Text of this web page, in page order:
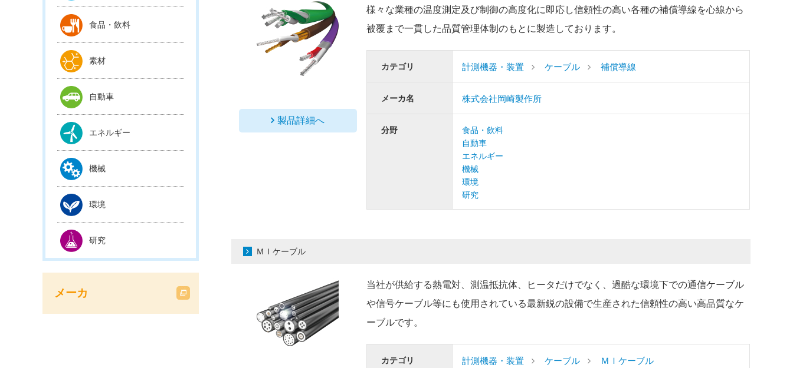
食品・飲料
素材
自動車
エネルギー
機械
環境
研究
メーカ
製品詳細へ
様々な業種の温度測定及び制御の高度化に即応し信頼性の高い各種の補償導線を心線から
被覆まで一貫した品質管理体制のもとに製造しております。
カテゴリ 計測機器・装置 ケーブル 補償導線
メーカ名 株式会社岡崎製作所
分野
食品・飲料
自動車
エネルギー
機械
環境
研究
ＭＩケーブル
当社が供給する熱電対、測温抵抗体、ヒータだけでなく、過酷な環境下での通信ケーブル
や信号ケーブル等にも使用されている最新鋭の設備で生産された信頼性の高い高品質なケ
ーブルです。
カテゴリ 計測機器・装置 ケーブル ＭＩケーブル